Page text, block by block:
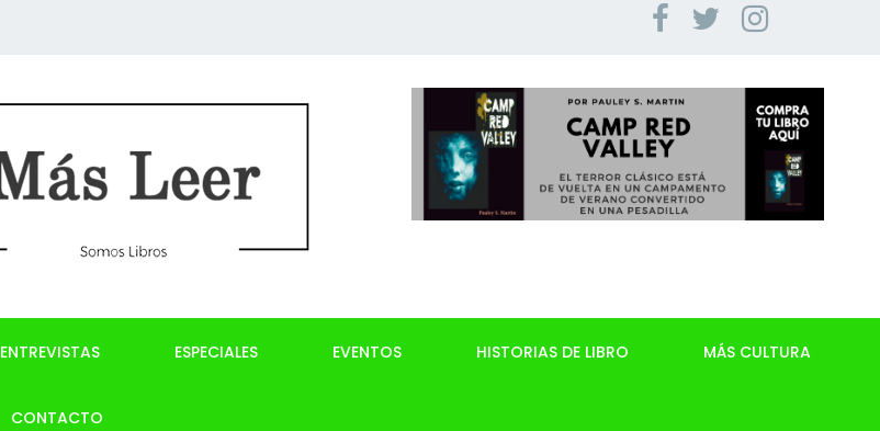
ENTREVISTAS ESPECIALES EVENTOS HISTORIAS DE LIBRO MÁS CULTURA
CONTACTO